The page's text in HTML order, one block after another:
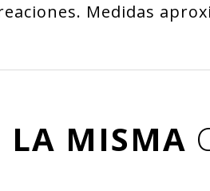
Medidas
LA MISMA